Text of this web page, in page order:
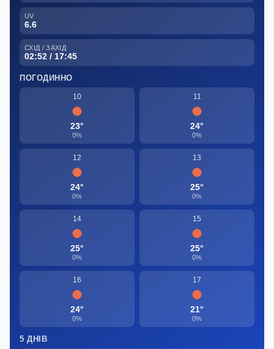
UV
6.6
СХІД / ЗАХІД
02:52 / 17:45
ПОГОДИННО
10
23°
0%
11
24°
0%
12
24°
0%
13
25°
0%
14
25°
0%
15
25°
0%
16
24°
0%
17
21°
0%
5 ДНІВ